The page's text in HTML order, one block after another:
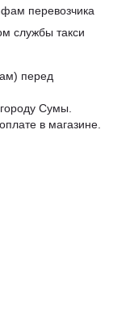
перевозчика
службы такси
перед
Сумы.
в магазине.